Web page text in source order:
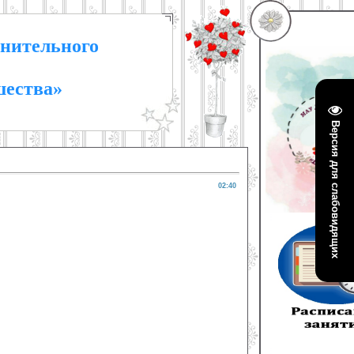
Версия для слабовидящих
02:40